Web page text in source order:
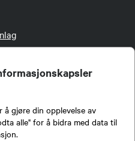
gjøre din opplevelse av
alle" for å bidra med data til